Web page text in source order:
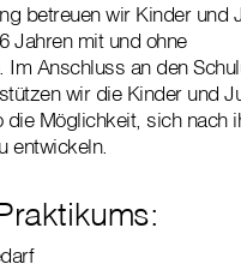
betreuen wir Kinder und
Jahren mit und ohne
Im Anschluss an den
wir die Kinder und
die Möglichkeit, sich nach
entwickeln.